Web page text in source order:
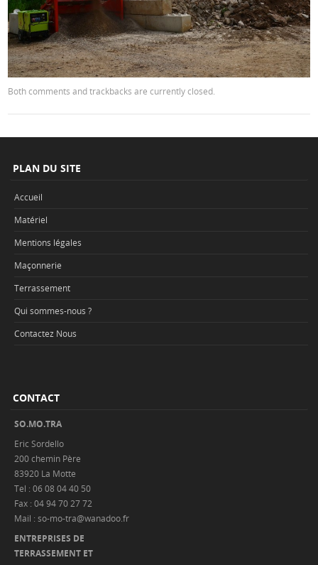
Both comments and trackbacks are currently closed.
PLAN DU SITE
Accueil
Matériel
Mentions légales
Maçonnerie
Terrassement
Qui sommes-nous ?
Contactez Nous
CONTACT
SO.MO.TRA
Eric Sordello
200 chemin Père
83920 La Motte
Tel : 06 08 04 40 50
Fax : 04 94 70 27 72
Mail : so-mo-tra@wanadoo.fr
ENTREPRISES DE
TERRASSEMENT ET